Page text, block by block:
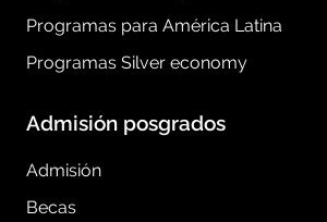
Programas para América Latina
Programas Silver economy
Admisión posgrados
Admisión
Becas